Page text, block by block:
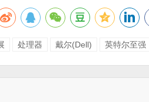
处理器 戴尔(Dell) 英特尔至强